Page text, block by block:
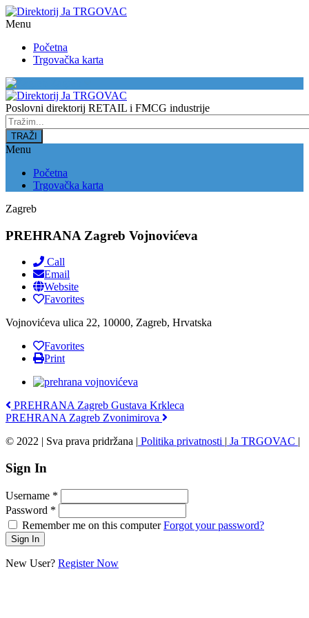
Menu
Početna
Trgovačka karta
Poslovni direktorij RETAIL i FMCG industrije
Menu
Početna
Trgovačka karta
Zagreb
PREHRANA Zagreb Vojnovićeva
Call
Email
Website
Favorites
Vojnovićeva ulica 22, 10000, Zagreb, Hrvatska
Favorites
Print
PREHRANA Zagreb Gustava Krkleca
PREHRANA Zagreb Zvonimirova
© 2022 | Sva prava pridržana | Politika privatnosti | Ja TRGOVAC |
Sign In
Username *
Password *
Remember me on this computerForgot your password?
New User? Register Now